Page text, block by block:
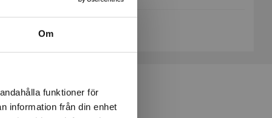
Om
funktioner för
information från din enhet